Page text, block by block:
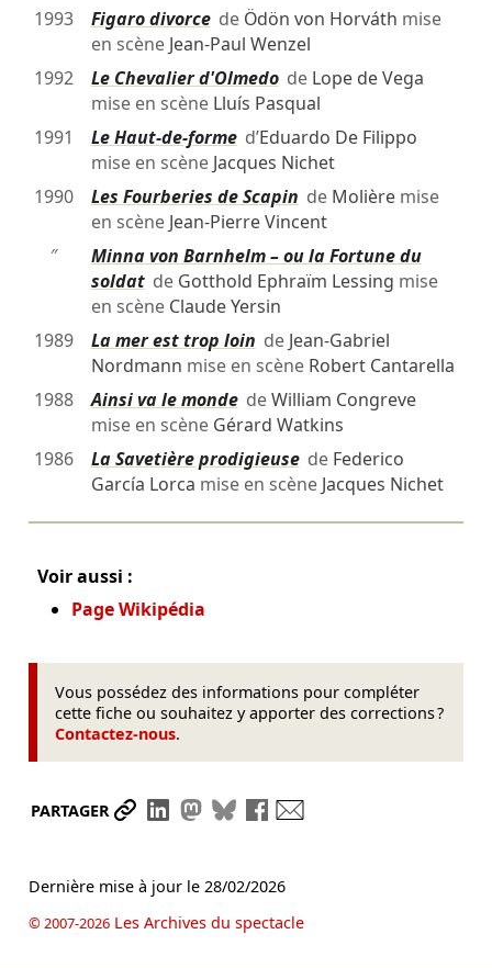
1993
Figaro divorcede Ödön von Horváth mise
en scène Jean-Paul Wenzel
1992
Le Chevalier d'Olmedode Lope de Vega
mise en scène Lluís Pasqual
1991
Le Haut-de-formed’Eduardo De Filippo
mise en scène Jacques Nichet
1990
Les Fourberies de Scapin de Molièremise
en scène Jean-Pierre Vincent
″
Minna von Barnhelm – ou la Fortune du
soldatde Gotthold Ephraïm Lessing mise
en scène Claude Yersin
1989
La mer est trop loin de Jean-Gabriel
Nordmann mise en scène Robert Cantarella
1988
Ainsi va le mondedeWilliam Congreve
mise en scène Gérard Watkins
1986
La Savetière prodigieusede Federico
García Lorca mise en scène Jacques Nichet
Voir aussi :
Page Wikipédia
Vous possédez des informations pour compléter
cette fiche ou souhaitez y apporter des corrections ?
Contactez-nous.
PARTAGER Partager le lien
Partager sur LinkedIn
Partager sur Mastodon
Partager sur Bluesky
Partager sur Facebook
Dernière mise à jour le 28/02/2026
© 2007-2026Les Archives du spectacle